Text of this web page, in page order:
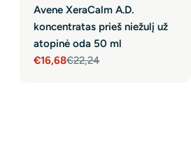
Avene XeraCalm A.D.
koncentratas prieš niežulį už
atopinė oda 50 ml
Sale
€16,68
Regular€22,24